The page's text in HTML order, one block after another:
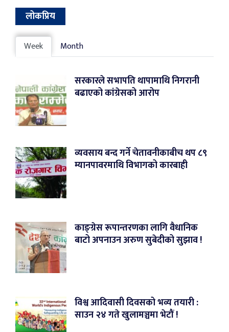
लोकप्रिय
Week Month
सरकारले सभापति थापामाथि निगरानी
बढाएको कांग्रेसको आरोप
व्यवसाय बन्द गर्ने चेतावनीकाबीच थप ८९
म्यानपावरमाथि विभागको कारबाही
काङ्ग्रेस रूपान्तरणका लागि वैधानिक
बाटो अपनाउन अरुण सुबेदीको सुझाव !
विश्व आदिवासी दिवसको भव्य तयारी :
साउन २४ गते खुलामञ्चमा भेटौं !